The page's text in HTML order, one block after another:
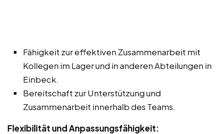
Fähigkeit zur effektiven Zusammenarbeit mit
Kollegen im Lager und in anderen Abteilungen in
Einbeck.
Bereitschaft zur Unterstützung und
Zusammenarbeit innerhalb des Teams.
Flexibilität und Anpassungsfähigkeit: